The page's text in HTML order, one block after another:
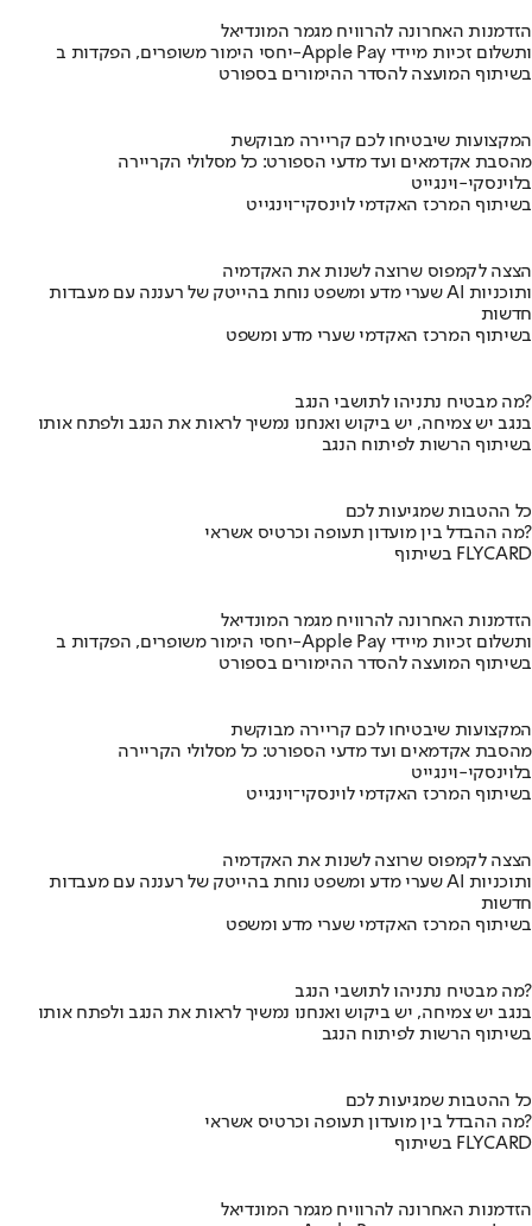
הזדמנות האחרונה להרוויח מגמר המונדיאל
יחסי הימור משופרים, הפקדות ב-Apple Pay ותשלום זכיות מיידי
בשיתוף המועצה להסדר ההימורים בספורט
המקצועות שיבטיחו לכם קריירה מבוקשת
מהסבת אקדמאים ועד מדעי הספורט: כל מסלולי הקריירה
בלוינסקי-וינגייט
בשיתוף המרכז האקדמי לוינסקי־וינגייט
הצצה לקמפוס שרוצה לשנות את האקדמיה
שערי מדע ומשפט נוחת בהייטק של רעננה עם מעבדות AI ותוכניות
חדשות
בשיתוף המרכז האקדמי שערי מדע ומשפט
מה מבטיח נתניהו לתושבי הנגב?
בנגב יש צמיחה, יש ביקוש ואנחנו נמשיך לראות את הנגב ולפתח אותו
בשיתוף הרשות לפיתוח הנגב
כל ההטבות שמגיעות לכם
מה ההבדל בין מועדון תעופה וכרטיס אשראי?
בשיתוף FLYCARD
הזדמנות האחרונה להרוויח מגמר המונדיאל
יחסי הימור משופרים, הפקדות ב-Apple Pay ותשלום זכיות מיידי
בשיתוף המועצה להסדר ההימורים בספורט
המקצועות שיבטיחו לכם קריירה מבוקשת
מהסבת אקדמאים ועד מדעי הספורט: כל מסלולי הקריירה
בלוינסקי-וינגייט
בשיתוף המרכז האקדמי לוינסקי־וינגייט
הצצה לקמפוס שרוצה לשנות את האקדמיה
שערי מדע ומשפט נוחת בהייטק של רעננה עם מעבדות AI ותוכניות
חדשות
בשיתוף המרכז האקדמי שערי מדע ומשפט
מה מבטיח נתניהו לתושבי הנגב?
בנגב יש צמיחה, יש ביקוש ואנחנו נמשיך לראות את הנגב ולפתח אותו
בשיתוף הרשות לפיתוח הנגב
כל ההטבות שמגיעות לכם
מה ההבדל בין מועדון תעופה וכרטיס אשראי?
בשיתוף FLYCARD
הזדמנות האחרונה להרוויח מגמר המונדיאל